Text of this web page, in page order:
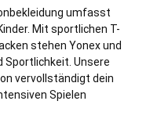
umfasst
Mit sportlichen T-
stehen Yonex und
Sportlichkeit. Unsere
vervollständigt dein
Spielen